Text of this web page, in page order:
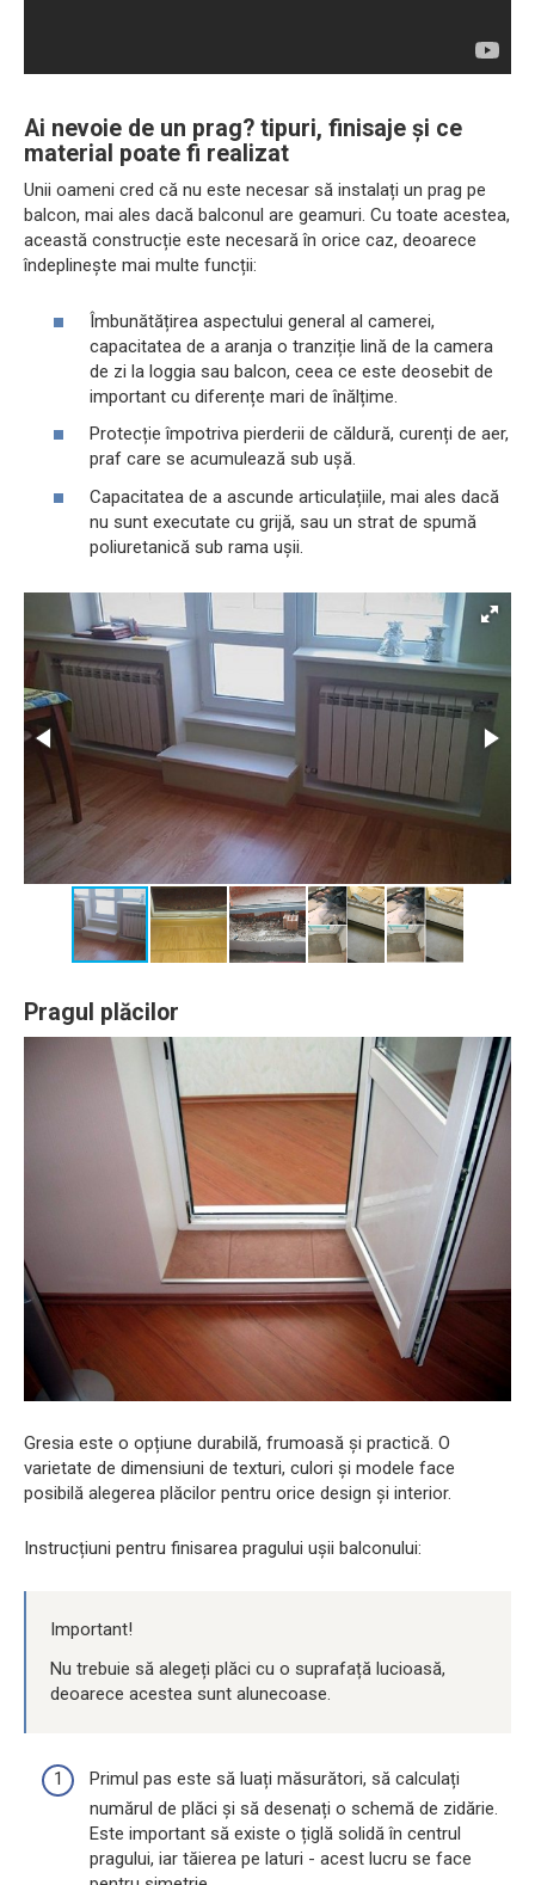
Ai nevoie de un prag? tipuri, finisaje și ce
material poate fi realizat
Unii oameni cred că nu este necesar să instalați un prag pe
balcon, mai ales dacă balconul are geamuri. Cu toate acestea,
această construcție este necesară în orice caz, deoarece
îndeplinește mai multe funcții:
Îmbunătățirea aspectului general al camerei,
capacitatea de a aranja o tranziție lină de la camera
de zi la loggia sau balcon, ceea ce este deosebit de
important cu diferențe mari de înălțime.
Protecție împotriva pierderii de căldură, curenți de aer,
praf care se acumulează sub ușă.
Capacitatea de a ascunde articulațiile, mai ales dacă
nu sunt executate cu grijă, sau un strat de spumă
poliuretanică sub rama ușii.
Pragul plăcilor
Gresia este o opțiune durabilă, frumoasă și practică. O
varietate de dimensiuni de texturi, culori și modele face
posibilă alegerea plăcilor pentru orice design și interior.
Instrucțiuni pentru finisarea pragului ușii balconului:
Important!
Nu trebuie să alegeți plăci cu o suprafață lucioasă,
deoarece acestea sunt alunecoase.
Primul pas este să luați măsurători, să calculați
numărul de plăci și să desenați o schemă de zidărie.
Este important să existe o țiglă solidă în centrul
pragului, iar tăierea pe laturi - acest lucru se face